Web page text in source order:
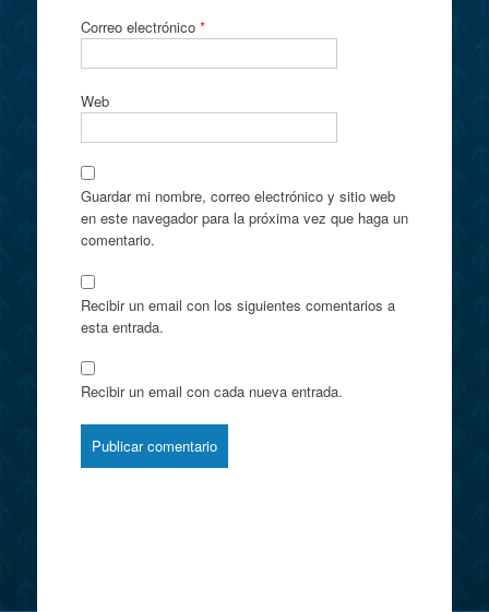
Correo electrónico *
Web
Guardar mi nombre, correo electrónico y sitio web
en este navegador para la próxima vez que haga un
comentario.
Recibir un email con los siguientes comentarios a
esta entrada.
Recibir un email con cada nueva entrada.